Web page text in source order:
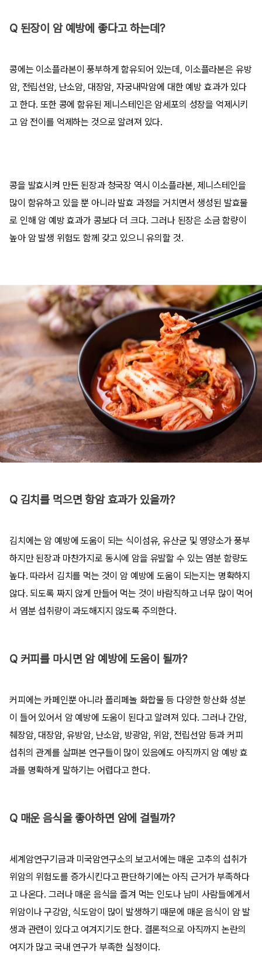
Q 된장이 암 예방에 좋다고 하는데?
콩에는 이소플라본이 풍부하게 함유되어 있는데, 이소플라본은 유방
암, 전립선암, 난소암, 대장암, 자궁내막암에 대한 예방 효과가 있다
고 한다. 또한 콩에 함유된 제니스테인은 암세포의 성장을 억제시키
고 암 전이를 억제하는 것으로 알려져 있다.
콩을 발효시켜 만든 된장과 청국장 역시 이소플라본, 제니스테인을
많이 함유하고 있을 뿐 아니라 발효 과정을 거치면서 생성된 발효물
로 인해 암 예방 효과가 콩보다 더 크다. 그러나 된장은 소금 함량이
높아 암 발생 위험도 함께 갖고 있으니 유의할 것.
Q 김치를 먹으면 항암 효과가 있을까?
김치에는 암 예방에 도움이 되는 식이섬유, 유산균 및 영양소가 풍부
하지만 된장과 마찬가지로 동시에 암을 유발할 수 있는 염분 함량도
높다. 따라서 김치를 먹는 것이 암 예방에 도움이 되는지는 명확하지
않다. 되도록 짜지 않게 만들어 먹는 것이 바람직하고 너무 많이 먹어
서 염분 섭취량이 과도해지지 않도록 주의한다.
Q 커피를 마시면 암 예방에 도움이 될까?
커피에는 카페인뿐 아니라 폴리페놀 화합물 등 다양한 항산화 성분
이 들어 있어서 암 예방에 도움이 된다고 알려져 있다. 그러나 간암,
췌장암, 대장암, 유방암, 난소암, 방광암, 위암, 전립선암 등과 커피
섭취의 관계를 살펴본 연구들이 많이 있음에도 아직까지 암 예방 효
과를 명확하게 말하기는 어렵다고 한다.
Q 매운 음식을 좋아하면 암에 걸릴까?
세계암연구기금과 미국암연구소의 보고서에는 매운 고추의 섭취가
위암의 위험도를 증가시킨다고 판단하기에는 아직 근거가 부족하다
고 나온다. 그러나 매운 음식을 즐겨 먹는 인도나 남미 사람들에게서
위암이나 구강암, 식도암이 많이 발생하기 때문에 매운 음식이 암 발
생과 관련이 있다고 여겨지기도 한다. 결론적으로 아직까지 논란의
여지가 많고 국내 연구가 부족한 실정이다.